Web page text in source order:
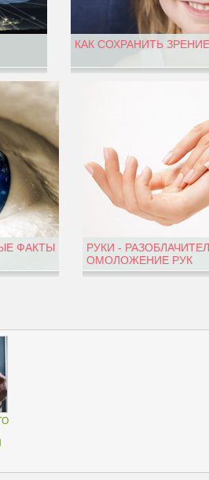
КАК СОХРАНИТЬ
ФАКТЫ
РУКИ -
ОМОЛОЖЕНИЕ РУК